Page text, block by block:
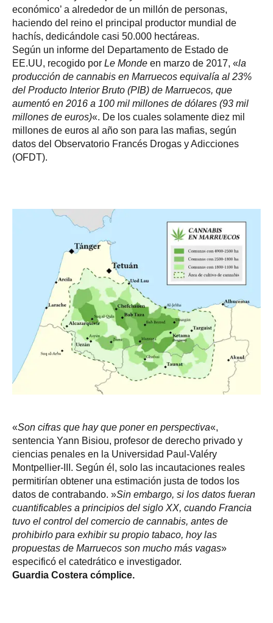
económico’ a alrededor de un millón de personas,
haciendo del reino el principal productor mundial de
hachís, dedicándole casi 50.000 hectáreas.
Según un informe del Departamento de Estado de
EE.UU, recogido por Le Monde en marzo de 2017, «la
producción de cannabis en Marruecos equivalía al 23%
del Producto Interior Bruto (PIB) de Marruecos, que
aumentó en 2016 a 100 mil millones de dólares (93 mil
millones de euros)«. De los cuales solamente diez mil
millones de euros al año son para las mafias, según
datos del Observatorio Francés Drogas y Adicciones
(OFDT).
«Son cifras que hay que poner en perspectiva«,
sentencia Yann Bisiou, profesor de derecho privado y
ciencias penales en la Universidad Paul-Valéry
Montpellier-III. Según él, solo las incautaciones reales
permitirían obtener una estimación justa de todos los
datos de contrabando. »Sin embargo, si los datos fueran
cuantificables a principios del siglo XX, cuando Francia
tuvo el control del comercio de cannabis, antes de
prohibirlo para exhibir su propio tabaco, hoy las
propuestas de Marruecos son mucho más vagas»
especificó el catedrático e investigador.
Guardia Costera cómplice.